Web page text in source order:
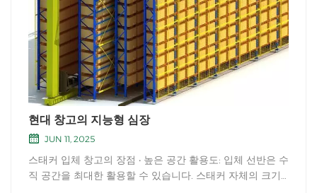
현대 창고의 지능형 심장
JUN 11, 2025
스태커 입체 창고의 장점 • 높은 공간 활용도: 입체 선반은 수
직 공간을 최대한 활용할 수 있습니다. 스태커 자체의 크기